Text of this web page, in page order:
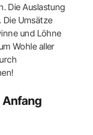
Die Auslastung
Umsätze
und Löhne
Wohle aller
Anfang